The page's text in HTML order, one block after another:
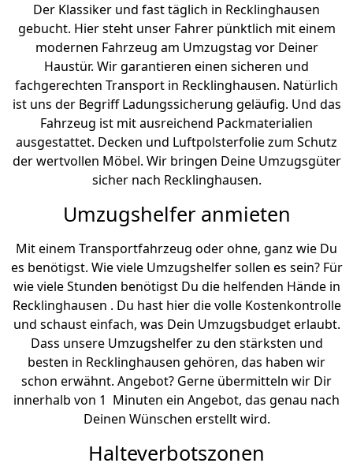
Der Klassiker und fast täglich in Recklinghausen
gebucht. Hier steht unser Fahrer pünktlich mit einem
modernen Fahrzeug am Umzugstag vor Deiner
Haustür. Wir garantieren einen sicheren und
fachgerechten Transport in Recklinghausen. Natürlich
ist uns der Begriff Ladungssicherung geläufig. Und das
Fahrzeug ist mit ausreichend Packmaterialien
ausgestattet. Decken und Luftpolsterfolie zum Schutz
der wertvollen Möbel. Wir bringen Deine Umzugsgüter
sicher nach Recklinghausen.
Umzugshelfer anmieten
Mit einem Transportfahrzeug oder ohne, ganz wie Du
es benötigst. Wie viele Umzugshelfer sollen es sein? Für
wie viele Stunden benötigst Du die helfenden Hände in
Recklinghausen . Du hast hier die volle Kostenkontrolle
und schaust einfach, was Dein Umzugsbudget erlaubt.
Dass unsere Umzugshelfer zu den stärksten und
besten in Recklinghausen gehören, das haben wir
schon erwähnt. Angebot? Gerne übermitteln wir Dir
innerhalb von 1 Minuten ein Angebot, das genau nach
Deinen Wünschen erstellt wird.
Halteverbotszonen